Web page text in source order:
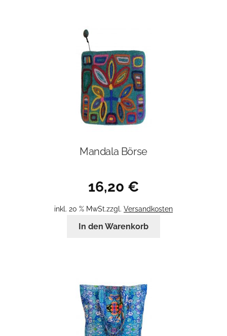
Mandala Börse
16,20 €
inkl. 20 % MwSt.zzgl. Versandkosten
In den Warenkorb